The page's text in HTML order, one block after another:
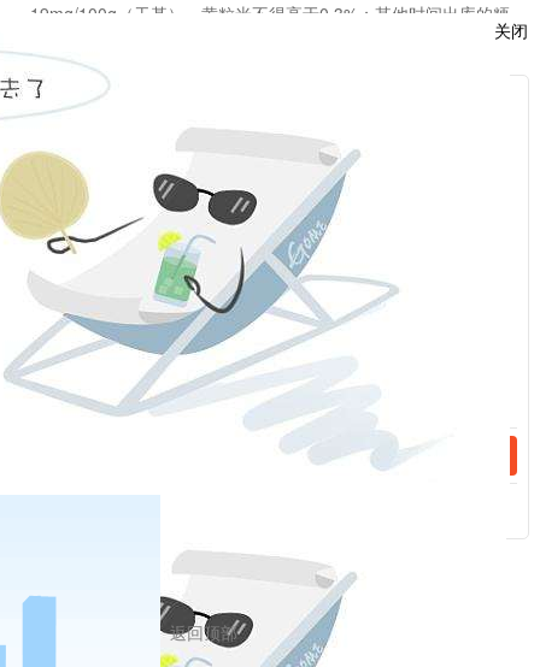
19mg/100g （干基），黄粒米不得高于0.3% ；其他时间出库的粳
稻，脂肪酸值不得高于
0.5%
厂库仓单出库时，脂肪酸值和黄粒米指标按对应期间入库规定执
行。
、垩白粒率的检验按照《中华人民共和国国家标准 优质稻谷》
（gb/t17891－ 1999）中的规定执行。脂肪酸值的检验按照《稻
谷储存品质判定规则》（
gb/t20569－2006
三、指定交割仓（厂）库
指定交割仓库和指定厂库由交易所指定并另行公告，异地交割仓
库升贴水标准由交易所规定并公告，详见附录二。
附录一：郑州商品交易所粳稻交割费用明细：
附录三：郑州商品交易所指定粳稻质检机构：
附录四：郑州商品交易所粳稻品种手册：
/upload/edit/file/20200208/20200208120902_40090.pdf
关闭
返回顶部